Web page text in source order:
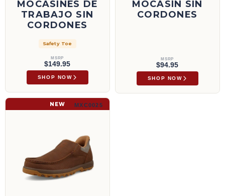
MOCASINES DE
TRABAJO SIN
CORDONES
Safety Toe
MSRP
$149.95
SHOP NOW
MOCASÍN SIN
CORDONES
MSRP
$94.95
SHOP NOW
Slip-On Driving Moc | MXC0025
MXC0025
NEW